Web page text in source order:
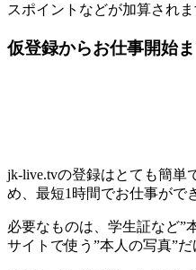
スポイントなどが加算されま
仮登録からお仕事開始
jk-live.tvの登録はとても簡単
め、最短1時間でお仕事がで
必要なものは、学生証など”
サイトで使う”本人の写真”だ